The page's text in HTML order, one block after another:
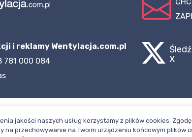
i reklamy Wentylacja.com.pl
781 000 084
X
jakości naszych usług korzystamy z plików cookies.
na przechowywanie na Twoim urządzeniu końcowym plików